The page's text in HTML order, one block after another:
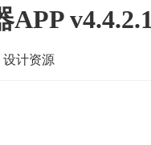
APP
设计资源